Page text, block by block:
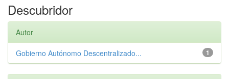
Descubridor
Autor
1
Gobierno Autónomo Descentralizado...